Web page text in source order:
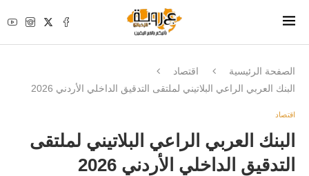
الصفحة الرئيسية
اقتصاد
البنك العربي الراعي البلاتيني لملتقى التدقيق الداخلي الأردني 2026
اقتصاد
البنك العربي الراعي البلاتيني لملتقى
التدقيق الداخلي الأردني 2026